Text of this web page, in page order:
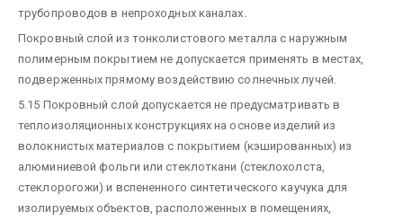
трубопроводов в непроходных каналах.
Покровный слой из тонколистового металла с наружным
полимерным покрытием не допускается применять в местах,
подверженных прямому воздействию солнечных лучей.
5.15 Покровный слой допускается не предусматривать в
теплоизоляционных конструкциях на основе изделий из
волокнистых материалов с покрытием (кэшированных) из
алюминиевой фольги или стеклоткани (стеклохолста,
стеклорогожи) и вспененного синтетического каучука для
изолируемых объектов, расположенных в помещениях,